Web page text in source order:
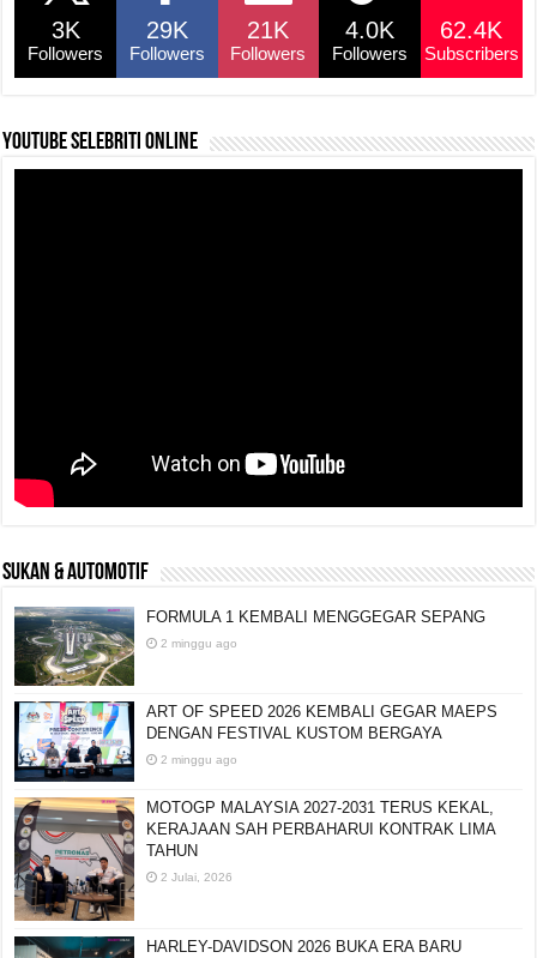
3K
Followers
29K
Followers
21K
Followers
4.0K
Followers
62.4K
Subscribers
YouTube selebriti online
SUKAN & AUTOMOTIF
FORMULA 1 KEMBALI MENGGEGAR SEPANG
2 minggu ago
ART OF SPEED 2026 KEMBALI GEGAR MAEPS
DENGAN FESTIVAL KUSTOM BERGAYA
2 minggu ago
MOTOGP MALAYSIA 2027-2031 TERUS KEKAL,
KERAJAAN SAH PERBAHARUI KONTRAK LIMA
TAHUN
2 Julai, 2026
HARLEY-DAVIDSON 2026 BUKA ERA BARU